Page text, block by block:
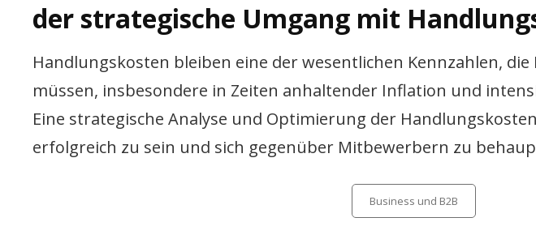
der strategische Umgang mit
Handlungskosten bleiben eine der wesentlichen Kennzahlen,
müssen, insbesondere in Zeiten anhaltender Inflation und
Eine strategische Analyse und Optimierung der
erfolgreich zu sein und sich gegenüber Mitbewerbern zu
Business und B2B